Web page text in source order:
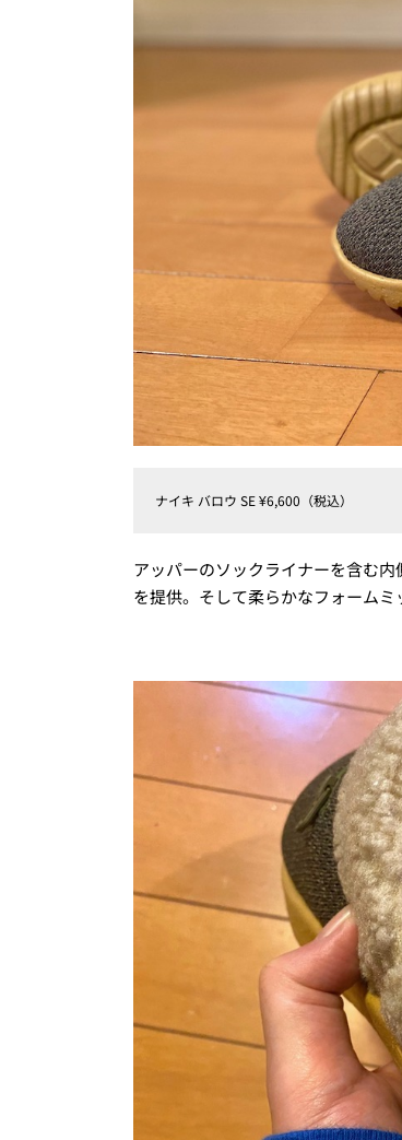
ナイキ バロウ SE ¥6,600（税込）
アッパーのソックライナーを含む
を提供。そして柔らかなフォーム